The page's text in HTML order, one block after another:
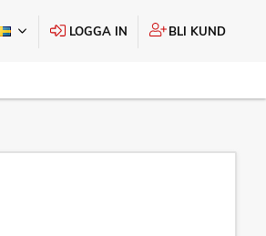
LOGGA IN BLI KUND